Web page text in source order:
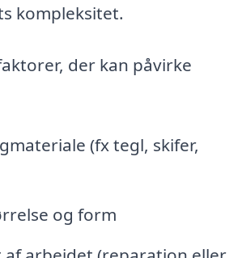
kompleksitet.
der kan påvirke
(fx tegl, skifer,
og form